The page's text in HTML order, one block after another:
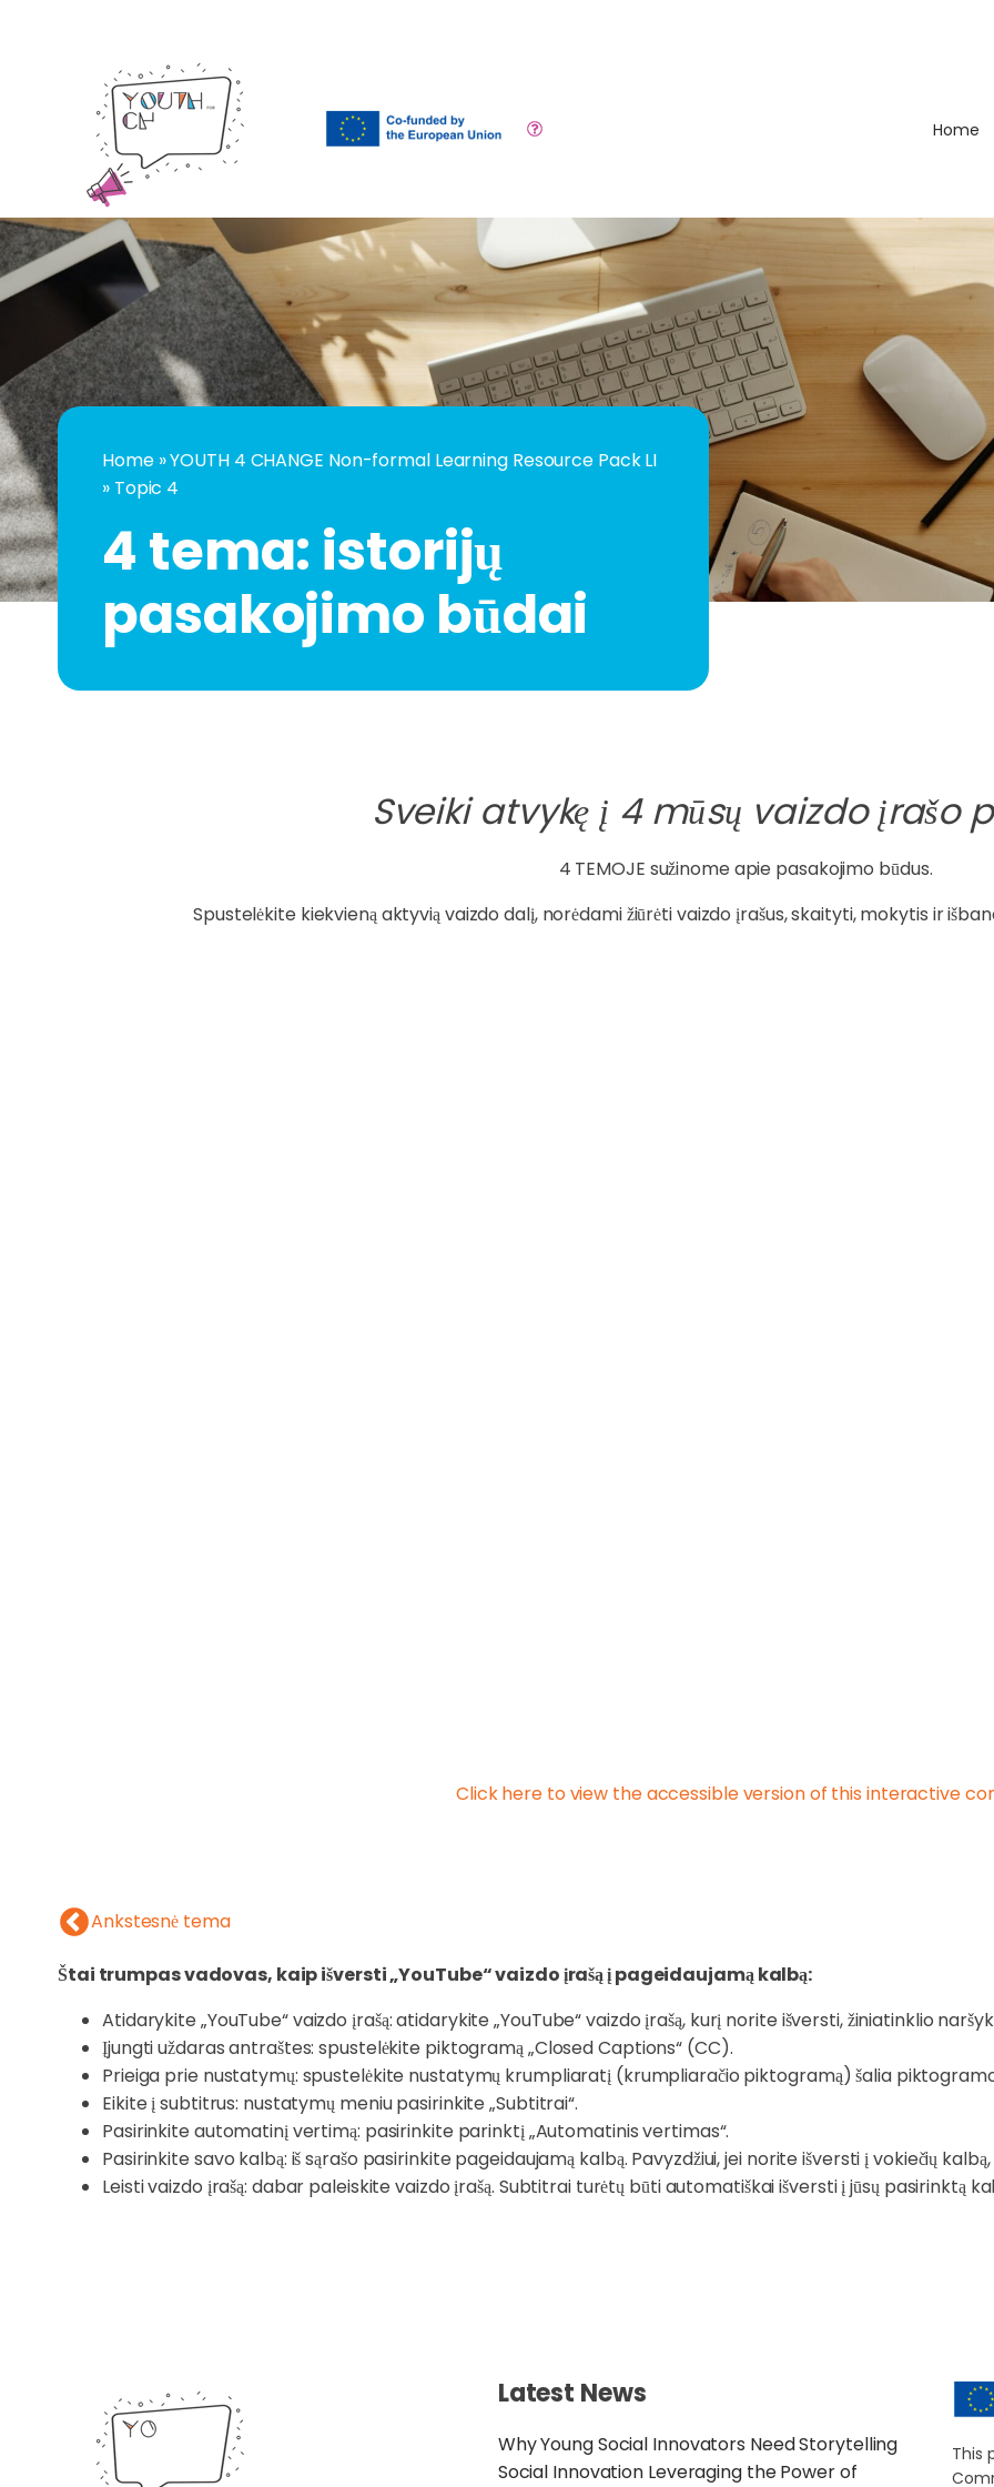
Home
Home»YOUTH 4 CHANGE Non-formal Learning Resource Pack LI
» Topic 4
4 tema: istorijų
pasakojimo būdai
Sveiki atvykę į 4 mūsų vaizdo įrašo
4 TEMOJE sužinome apie pasakojimo būdus.
Spustelėkite kiekvieną aktyvią vaizdo dalį, norėdami žiūrėti vaizdo įrašus, skaityti, mokytis ir
Click here to view the accessible version of this interactive
Ankstesnė tema
Štai trumpas vadovas, kaip išversti „YouTube“ vaizdo įrašą į pageidaujamą kalbą:
Atidarykite „YouTube“ vaizdo įrašą: atidarykite „YouTube“ vaizdo įrašą, kurį norite išversti, žiniatinklio
Įjungti uždaras antraštes: spustelėkite piktogramą „Closed Captions“ (CC).
Prieiga prie nustatymų: spustelėkite nustatymų krumpliaratį (krumpliaračio piktogramą) šalia
Eikite į subtitrus: nustatymų meniu pasirinkite „Subtitrai“.
Pasirinkite automatinį vertimą: pasirinkite parinktį „Automatinis vertimas“.
Pasirinkite savo kalbą: iš sąrašo pasirinkite pageidaujamą kalbą. Pavyzdžiui, jei norite išversti į vokiečių
Leisti vaizdo įrašą: dabar paleiskite vaizdo įrašą. Subtitrai turėtų būti automatiškai išversti į jūsų pasirinktą
Latest News
Why Young Social Innovators Need Storytelling
Social Innovation Leveraging the Power of
This